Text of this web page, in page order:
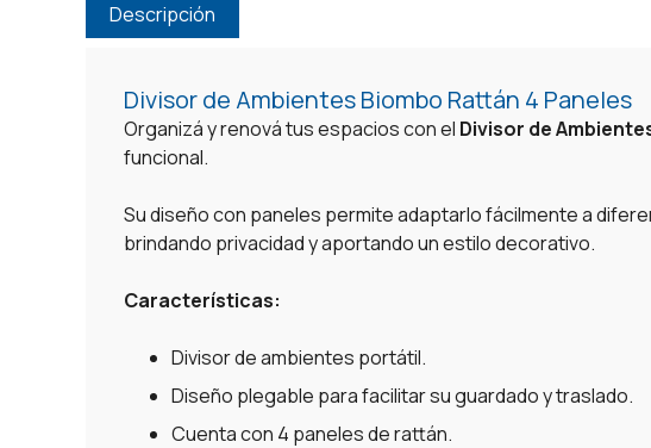
Descripción
Divisor de Ambientes Biombo Rattán 4 Paneles
Organizá y renová tus espacios con el Divisor de
funcional.
Su diseño con paneles permite adaptarlo fácilmente a
brindando privacidad y aportando un estilo decorativo.
Características:
Divisor de ambientes portátil.
Diseño plegable para facilitar su guardado y traslado.
Cuenta con 4 paneles de rattán.